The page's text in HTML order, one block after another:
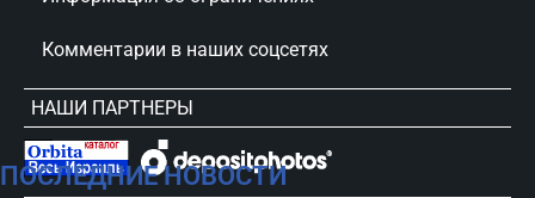
ПОСЛЕДНИЕ НОВОСТИ
Комментарии в наших соцсетях
НАШИ ПАРТНЕРЫ